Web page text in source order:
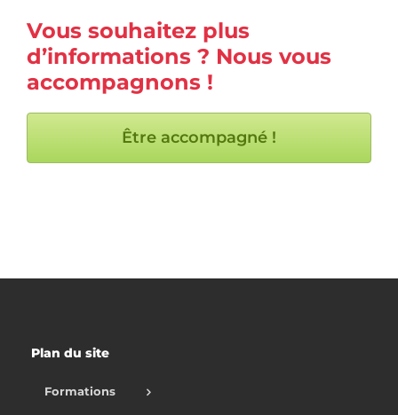
Vous souhaitez plus
d’informations ? Nous vous
accompagnons !
Être accompagné !
Plan du site
Formations